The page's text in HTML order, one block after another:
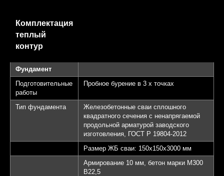
Комплектация
теплый
контур
Фундамент
Подготовительные
работы
Пробное бурение в 3 х точках
Тип фундамента
Железобетонные сваи сплошного
квадратного сечения с ненапрягаемой
продольной арматурой заводского
изготовления, ГОСТ Р 19804-2012
Размер ЖБ сваи: 150х150х3000 мм
Армирование 10 мм, бетон марки М300
B22,5